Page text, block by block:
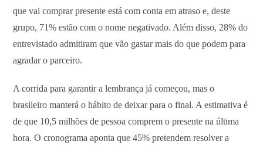
que vai comprar presente está com conta em atraso e, deste
grupo, 71% estão com o nome negativado. Além disso, 28% do
entrevistado admitiram que vão gastar mais do que podem para
agradar o parceiro.
A corrida para garantir a lembrança já começou, mas o
brasileiro manterá o hábito de deixar para o final. A estimativa é
de que 10,5 milhões de pessoa comprem o presente na última
hora. O cronograma aponta que 45% pretendem resolver a